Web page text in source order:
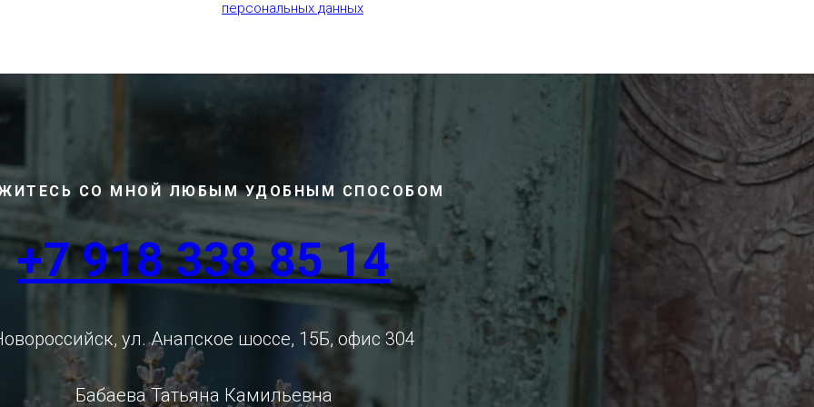
персональных данных
СО МНОЙ ЛЮБЫМ УДОБНЫМ СПОСОБОМ
+7 918 338 85 14
ул. Анапское шоссе, 15Б, офис 304
Бабаева Татьяна Камильевна